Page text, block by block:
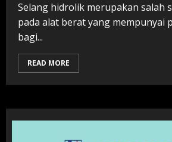
Selang hidrolik merupakan salah
pada alat berat yang mempunyai
bagi...
READ MORE